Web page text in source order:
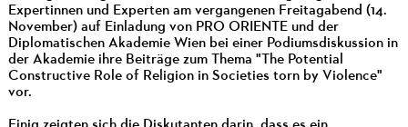
Expertinnen und Experten am vergangenen Freitagabend (14.
November) auf Einladung von PRO ORIENTE und der
Diplomatischen Akademie Wien bei einer Podiumsdiskussion in
der Akademie ihre Beiträge zum Thema "The Potential
Constructive Role of Religion in Societies torn by Violence"
vor.